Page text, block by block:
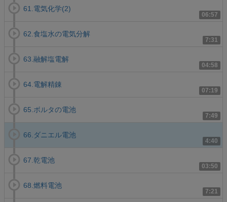
06:57
61.電気化学(2)
7:31
62.食塩水の電気分解
04:58
63.融解塩電解
07:19
64.電解精錬
7:49
65.ボルタの電池
4:40
66.ダニエル電池
03:50
67.乾電池
7:21
68.燃料電池